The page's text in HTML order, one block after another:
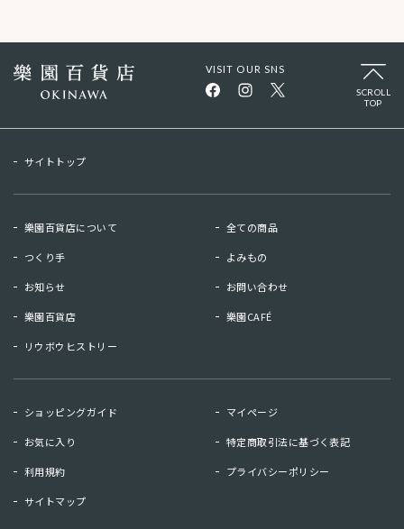
樂園CAFE
VISIT OUR SNS
SCROLL
TOP
サイトトップ
樂園百貨店について 全ての商品
つくり手 よみもの
お知らせ お問い合わせ
樂園百貨店 樂園CAFÉ
リウボウヒストリー
ショッピングガイド マイページ
お気に入り 特定商取引法に基づく表記
利用規約 プライバシーポリシー
サイトマップ